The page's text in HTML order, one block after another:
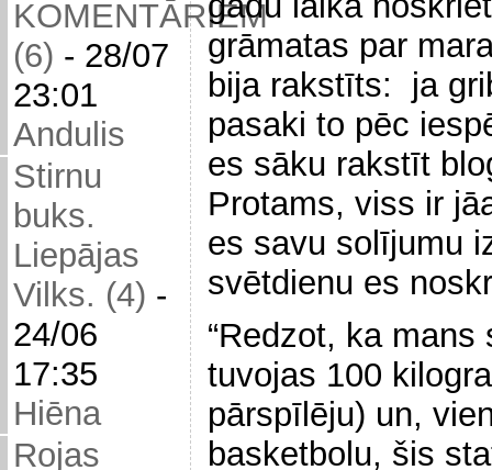
KOMENTĀRIEM
(6) - 28/07
23:01
Andulis
Stirnu
buks.
Liepājas
Vilks. (4) -
24/06
17:35
Hiēna
Rojas
grāmatas par
bija rakstīts: ja
pasaki to pēc
es sāku rakstīt
Protams, viss ir
es savu solījumu
svētdienu es
“Redzot, ka
tuvojas 100
pārspīlēju) un,
basketbolu, šis